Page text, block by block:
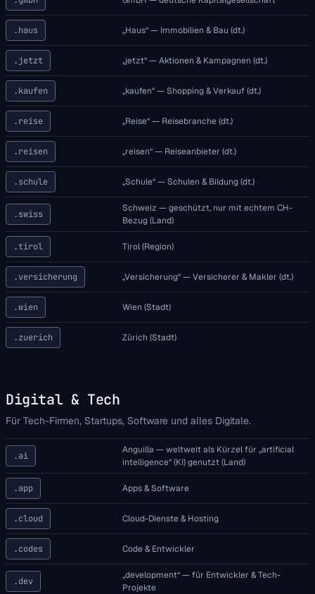
.haus „Haus“ — Immobilien & Bau (dt.)
.jetzt „jetzt“ — Aktionen & Kampagnen (dt.)
.kaufen „kaufen“ — Shopping & Verkauf (dt.)
.reise „Reise“ — Reisebranche (dt.)
.reisen „reisen“ — Reiseanbieter (dt.)
.schule „Schule“ — Schulen & Bildung (dt.)
.swiss
Schweiz — geschützt, nur mit echtem CH-
Bezug (Land)
.tirol Tirol (Region)
.versicherung „Versicherung“ — Versicherer & Makler (dt.)
.wien Wien (Stadt)
.zuerich Zürich (Stadt)
Digital & Tech
Für Tech-Firmen, Startups, Software und alles Digitale.
.ai
Anguilla — weltweit als Kürzel für „artificial
intelligence“ (KI) genutzt (Land)
.app Apps & Software
.cloud Cloud-Dienste & Hosting
.codes Code & Entwickler
.dev
„development“ — für Entwickler & Tech-
Projekte